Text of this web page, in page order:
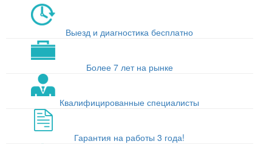
Выезд и диагностика бесплатно
Более 7 лет на рынке
Квалифицированные специалисты
Гарантия на работы 3 года!